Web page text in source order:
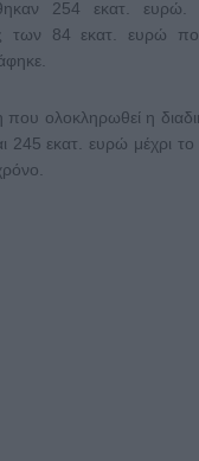
254 εκατ.
των 84 εκατ. ευρώ
που ολοκληρωθεί η
245 εκατ. ευρώ μέχρι